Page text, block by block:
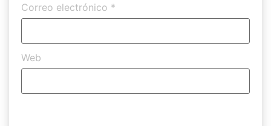
Correo electrónico *
Web